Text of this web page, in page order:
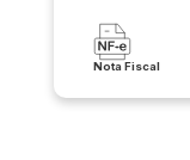
Nota Fiscal